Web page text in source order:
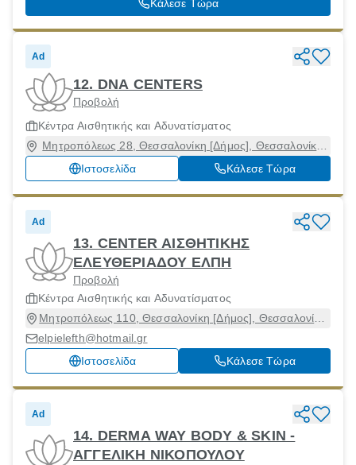
Κάλεσε Τώρα
Ad
12. DNA CENTERS
Προβολή
Κέντρα Αισθητικής και Αδυνατίσματος
Μητροπόλεως 28, Θεσσαλονίκη [Δήμος], Θεσσαλονίκη,
54624
Ιστοσελίδα Κάλεσε Τώρα
Ad
13. CENTER ΑΙΣΘΗΤΙΚΗΣ
ΕΛΕΥΘΕΡΙΑΔΟΥ ΕΛΠΗ
Προβολή
Κέντρα Αισθητικής και Αδυνατίσματος
Μητροπόλεως 110, Θεσσαλονίκη [Δήμος], Θεσσαλονίκη,
elpielefth@hotmail.gr
Ιστοσελίδα
Κάλεσε Τώρα
Ad
14. DERMA WAY BODY & SKIN -
ΑΓΓΕΛΙΚΗ ΝΙΚΟΠΟΥΛΟΥ